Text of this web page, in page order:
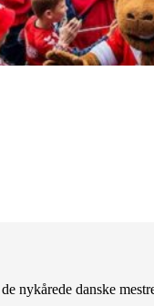
nykårede danske